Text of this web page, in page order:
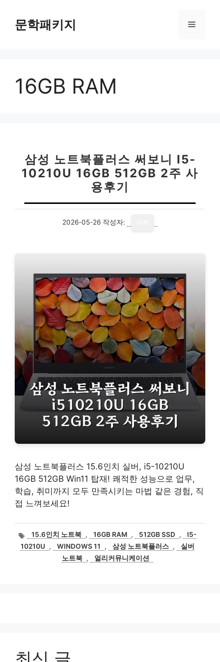
문학패키지 메
16GB RAM
삼성 노트북플러스 써보니 I5-
10210U 16GB 512GB 2주 사
용후기
2026-05-26 작성자:
삼성 노트북플러스 15.6인치 실버, i5-10210U
16GB 512GB Win11 탑재! 쾌적한 성능으로 업무,
학습, 취미까지 모두 만족시키는 마법 같은 경험, 직
접 느껴보세요!
태
그
15.6인치 노트북 , 16GB RAM , 512GB SSD ,
I5-
10210U
, WINDOWS 11 , 삼성 노트북플러스 ,
실버
노트북 , 얼리커뮤니케이션